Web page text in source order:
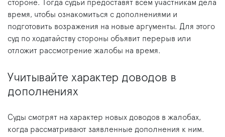
стороне. Тогда судьи предоставят всем участникам дела
время, чтобы ознакомиться с дополнениями и
подготовить возражения на новые аргументы. Для этого
суд по ходатайству стороны объявит перерыв или
отложит рассмотрение жалобы на время.
Учитывайте характер доводов в
дополнениях
Суды смотрят на характер новых доводов в жалобах,
когда рассматривают заявленные дополнения к ним.